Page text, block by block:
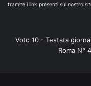
tramite i link presenti sul nostro
Voto 10 - Testata
Roma N°